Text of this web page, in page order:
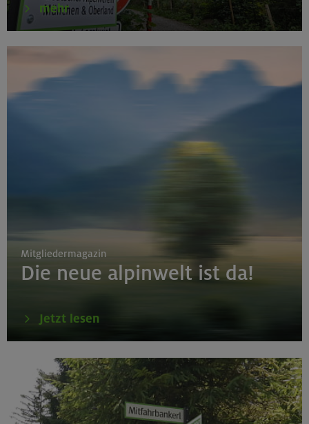
mehr
Mitgliedermagazin
Die neue alpinwelt ist da!
Jetzt lesen